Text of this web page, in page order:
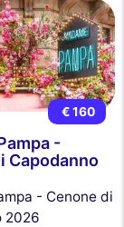
€ 160
-
Capodanno
- Cenone di
2026